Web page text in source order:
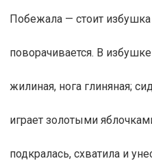
Побежала — стоит избушка
поворачивается. В
жилиная, нога глиняная;
играет золотыми
подкралась, схватила и